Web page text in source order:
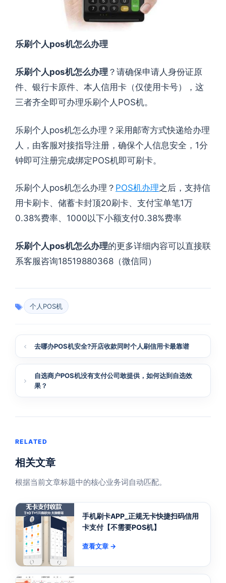
乐刷个人pos机怎么办理
乐刷个人pos机怎么办理 ？请确保申请人身份证原
件、银行卡原件、本人信用卡（仅使用卡号），这
三者齐全即可办理乐刷个人POS机。
乐刷个人pos机怎么办理？采用邮寄方式快递给办理
人，由客服对接指导注册，确保个人信息安全，1分
钟即可注册完成绑定POS机即可刷卡。
乐刷个人pos机怎么办理？ POS机办理之后，支持信
用卡刷卡、储蓄卡封顶20刷卡、支付宝单笔1万
0.38%费率、1000以下小额支付0.38%费率
乐刷个人pos机怎么办理的更多详细内容可以直接联
系客服咨询18519880368（微信同）
个人POS机
去哪办POS机安全?开店收款同时个人刷信用卡最靠谱
自选商户POS机没有支付公司敢提供，如何达到自选效
果？
RELATED
相关文章
根据当前文章标题中的核心业务词自动匹配。
手机刷卡APP_正规无卡快捷扫码信用
卡支付【不需要POS机】
查看文章 →